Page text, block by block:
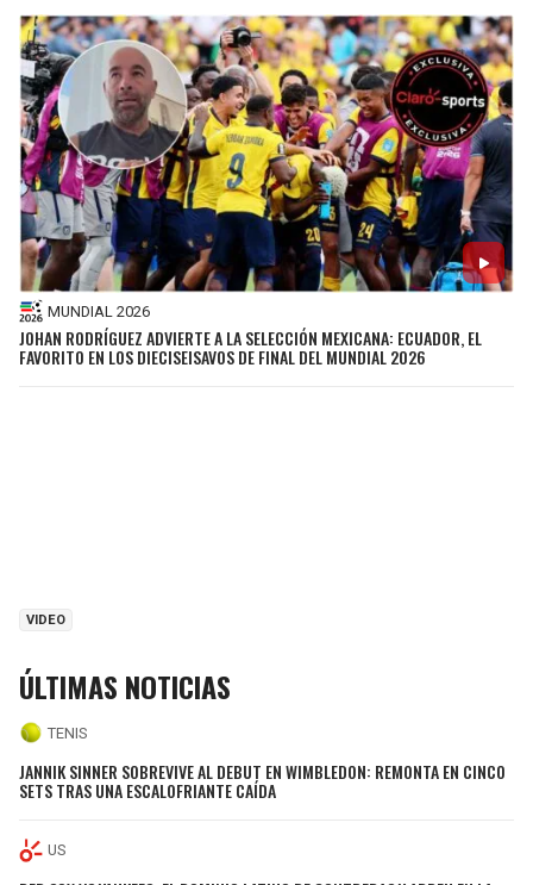
MUNDIAL 2026
JOHAN RODRÍGUEZ ADVIERTE A LA SELECCIÓN MEXICANA: ECUADOR, EL
FAVORITO EN LOS DIECISEISAVOS DE FINAL DEL MUNDIAL 2026
VIDEO
ÚLTIMAS NOTICIAS
TENIS
JANNIK SINNER SOBREVIVE AL DEBUT EN WIMBLEDON: REMONTA EN CINCO
SETS TRAS UNA ESCALOFRIANTE CAÍDA
US